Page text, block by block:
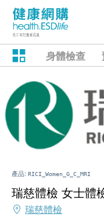
身體檢查
產品: RICI_Women_G_C_MRI
瑞慈體檢 女士體
瑞慈體檢